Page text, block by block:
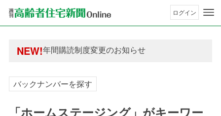
ログイン
NEW!
年間購読制度変更のお知らせ
高齢者住宅新聞 無料会員の皆様へ閲覧本数変更
高齢者住宅新聞 無料会員の皆様へ閲覧本数変更
バックナンバーを探す
「ホームステージング」がキーワー